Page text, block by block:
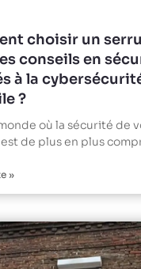
choisir un
conseils en
à la
?
où la sécurité de
de plus en plus
»